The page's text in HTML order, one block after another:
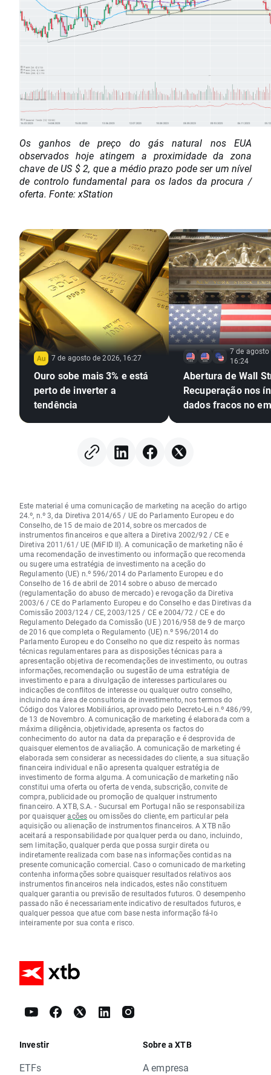
Os ganhos de preço do gás natural nos EUA
observados hoje atingem a proximidade da zona
chave de US $ 2, que a médio prazo pode ser um nível
de controlo fundamental para os lados da procura /
oferta. Fonte: xStation
7 de agosto de 2026, 16:27
Ouro sobe mais 3% e está
perto de inverter a
tendência
7 de agosto
16:24
Abertura de Wall
Recuperação nos
dados fracos no
Este material é uma comunicação de marketing na aceção do artigo
24.º, n.º 3, da Diretiva 2014/65 / UE do Parlamento Europeu e do
Conselho, de 15 de maio de 2014, sobre os mercados de
instrumentos financeiros e que altera a Diretiva 2002/92 / CE e
Diretiva 2011/61/ UE (MiFID II). A comunicação de marketing não é
uma recomendação de investimento ou informação que recomenda
ou sugere uma estratégia de investimento na aceção do
Regulamento (UE) n.º 596/2014 do Parlamento Europeu e do
Conselho de 16 de abril de 2014 sobre o abuso de mercado
(regulamentação do abuso de mercado) e revogação da Diretiva
2003/6 / CE do Parlamento Europeu e do Conselho e das Diretivas da
Comissão 2003/124 / CE, 2003/125 / CE e 2004/72 / CE e do
Regulamento Delegado da Comissão (UE ) 2016/958 de 9 de março
de 2016 que completa o Regulamento (UE) n.º 596/2014 do
Parlamento Europeu e do Conselho no que diz respeito às normas
técnicas regulamentares para as disposições técnicas para a
apresentação objetiva de recomendações de investimento, ou outras
informações, recomendação ou sugestão de uma estratégia de
investimento e para a divulgação de interesses particulares ou
indicações de conflitos de interesse ou qualquer outro conselho,
incluindo na área de consultoria de investimento, nos termos do
Código dos Valores Mobiliários, aprovado pelo Decreto-Lei n.º 486/99,
de 13 de Novembro. A comunicação de marketing é elaborada com a
máxima diligência, objetividade, apresenta os factos do
conhecimento do autor na data da preparação e é desprovida de
quaisquer elementos de avaliação. A comunicação de marketing é
elaborada sem considerar as necessidades do cliente, a sua situação
financeira individual e não apresenta qualquer estratégia de
investimento de forma alguma. A comunicação de marketing não
constitui uma oferta ou oferta de venda, subscrição, convite de
compra, publicidade ou promoção de qualquer instrumento
financeiro. A XTB, S.A. - Sucursal em Portugal não se responsabiliza
por quaisqueraçõesou omissões do cliente, em particular pela
aquisição ou alienação de instrumentos financeiros. A XTB não
aceitará a responsabilidade por qualquer perda ou dano, incluindo,
sem limitação, qualquer perda que possa surgir direta ou
indiretamente realizada com base nas informações contidas na
presente comunicação comercial. Caso o comunicado de marketing
contenha informações sobre quaisquer resultados relativos aos
instrumentos financeiros nela indicados, estes não constituem
qualquer garantia ou previsão de resultados futuros. O desempenho
passado não é necessariamente indicativo de resultados futuros, e
qualquer pessoa que atue com base nesta informação fá-lo
inteiramente por sua conta e risco.
Investir
ETFs
Sobre a XTB
A empresa